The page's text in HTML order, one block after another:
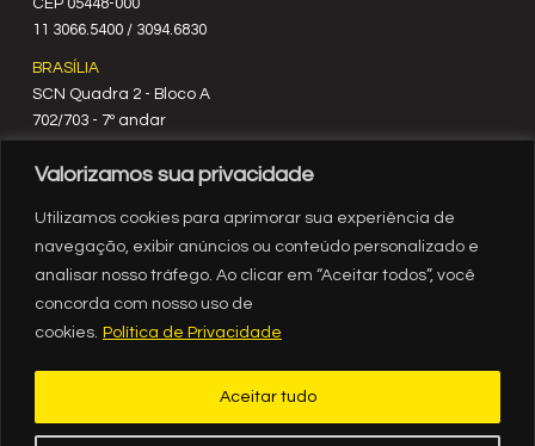
Valorizamos sua privacidade
Utilizamos cookies para aprimorar sua experiência de
navegação, exibir anúncios ou conteúdo personalizado e
analisar nosso tráfego. Ao clicar em “Aceitar todos”, você
concorda com nosso uso de
cookies. Política de Privacidade
Aceitar tudo
C‍EP 05448-000
11 3066.5400 / 3094.6830
BRASÍLIA
SCN Quadra 2 - Bloco A
702/703 - 7º andar
61 3329.8200
RIO DE JANEIRO
Rua México, nº 3
21 3554.1720
Av. Governador Agamenon Magalhães, 2939, sala 1308, ed.
Internacional Business Center, Espinheiro, Recife - PE